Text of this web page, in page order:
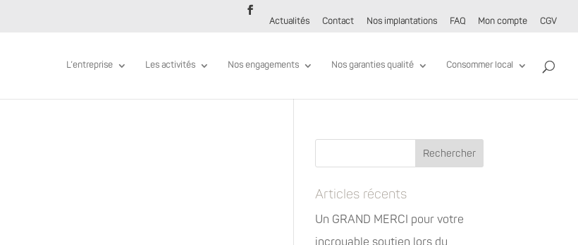
Actualités Contact Nos implantations FAQ Mon compte CGV
L’entreprise Les activités Nos engagements Nos garanties qualité Consommer local
Articles récents
Un GRAND MERCI pour votre
incroyable soutien lors du